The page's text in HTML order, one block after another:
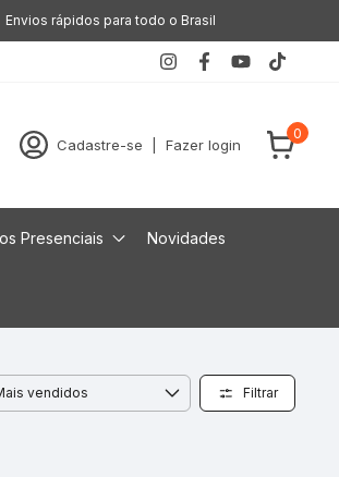
Envios rápidos para todo o Brasil
Cadastre-se Fazer login
0
Presenciais Novidades
Filtrar